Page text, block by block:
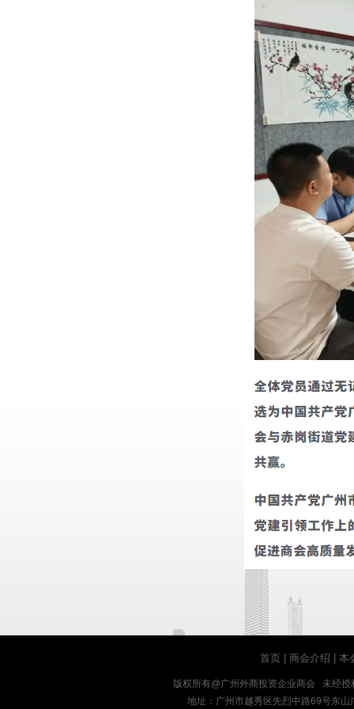
首页 |商会介绍 |本
版权所有@广州外商投资企业商会 未经
地址：广州市越秀区先烈中路69号东